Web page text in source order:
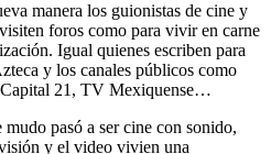
manera los guionistas de cine y
foros como para vivir en carne
Igual quienes escriben para
y los canales públicos como
21, TV Mexiquense…
pasó a ser cine con sonido,
y el video vivien una